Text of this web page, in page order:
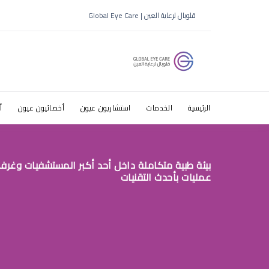
شو سبب
الاطفال
قلوبال لرعاية العين | Global Eye Care
الرئيسية الخدمات استشاريون عيون أخصائيون عيون
بيئة طبية متكاملة داخل أحد أكبر المستشفيات
عمليات بأحدث التقنيات